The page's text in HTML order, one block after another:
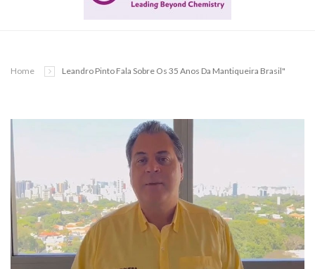
Home Leandro Pinto Fala Sobre Os 35 Anos Da Mantiqueira Brasil"